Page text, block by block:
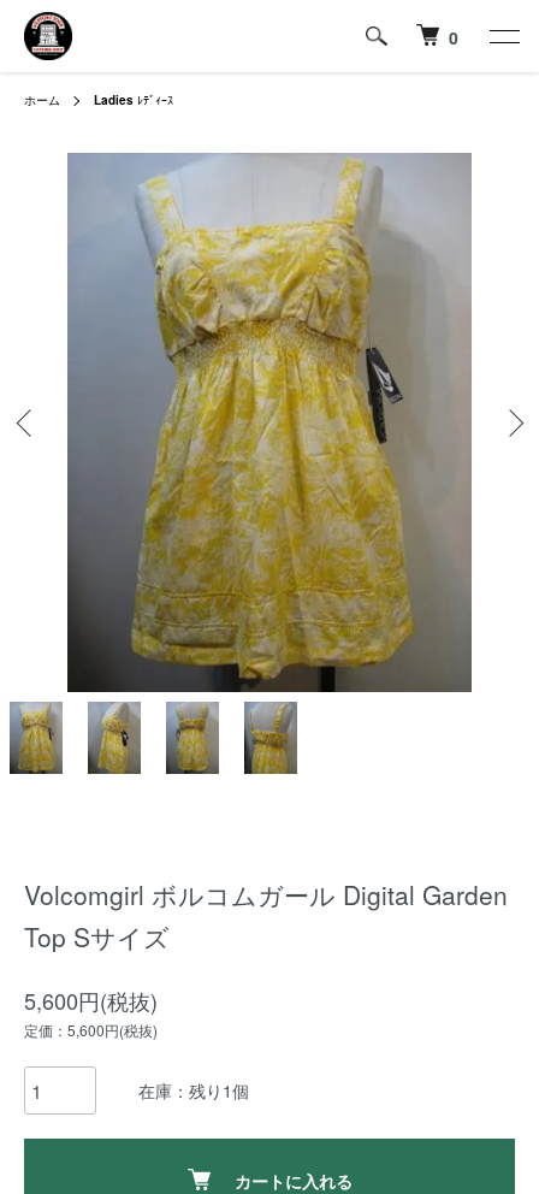
0
ホーム Ladies ﾚﾃﾞｨｰｽ
Volcomgirl ボルコムガール Digital Garden
Top Sサイズ
5,600円(税抜)
定価：5,600円(税抜)
在庫：残り1個
カートに入れる